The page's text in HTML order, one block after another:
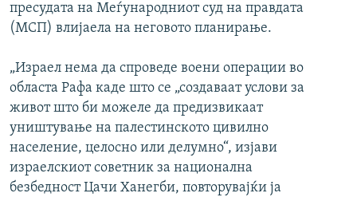
пресудата на Меѓународниот суд на правдата
(МСП) влијаела на неговото планирање.
„Израел нема да спроведе воени операции во
областа Рафа каде што се „создаваат услови за
живот што би можеле да предизвикаат
уништување на палестинското цивилно
население, целосно или делумно“, изјави
израелскиот советник за национална
безбедност Цачи Ханегби, повторувајќи ја